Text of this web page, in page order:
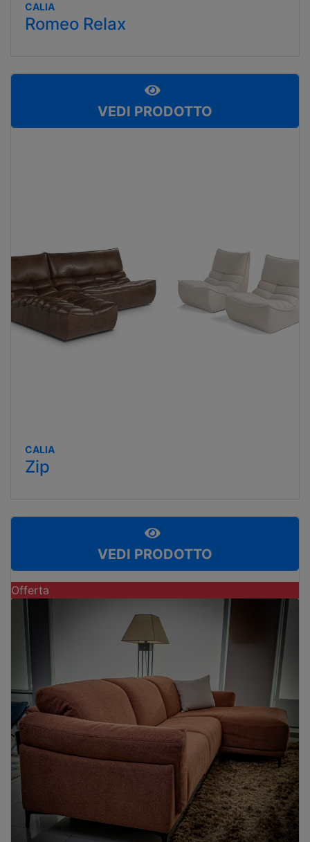
CALIA
Romeo Relax
VEDI PRODOTTO
CALIA
Zip
VEDI PRODOTTO
Offerta